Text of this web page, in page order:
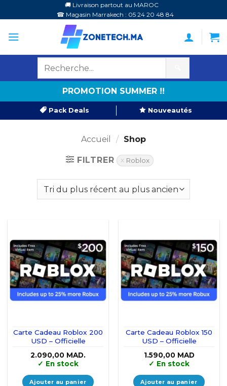
au
contenu
🚚 Livraison partout au MAROC
☎ Magasin Marrakech : 05 24 20 48 84
PROMOTION SUMMER !!
Pack Deals Nouveautés
Accueil / Shop
FILTRER Roblox
Carte Cadeau Roblox 200
USD – Officielle
2.090,00 MAD.
✓ En stock
Ajouter au panier
Carte Cadeau Roblox 150
USD – Officielle
1.590,00 MAD
✓ En stock
Ajouter au panier